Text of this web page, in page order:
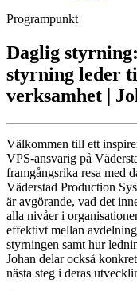
Programpunkt
Daglig
styrning leder
verksamhet |
Välkommen till ett
VPS-ansvarig på
framgångsrika resa med
Väderstad Production
är avgörande, vad det
alla nivåer i
effektivt mellan
styrningen samt hur
Johan delar också
nästa steg i deras